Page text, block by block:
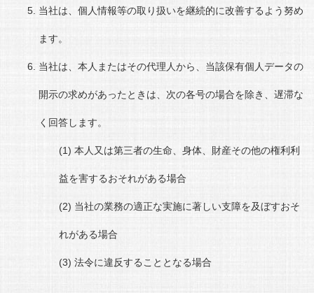
当社は、個人情報等の取り扱いを継続的に改善するよう努め
ます。
当社は、本人またはその代理人から、当該保有個人データの
開示の求めがあったときは、次の各号の場合を除き、遅滞な
く回答します。
本人又は第三者の生命、身体、財産その他の権利利
益を害するおそれがある場合
当社の業務の適正な実施に著しい支障を及ぼすおそ
れがある場合
法令に違反することとなる場合